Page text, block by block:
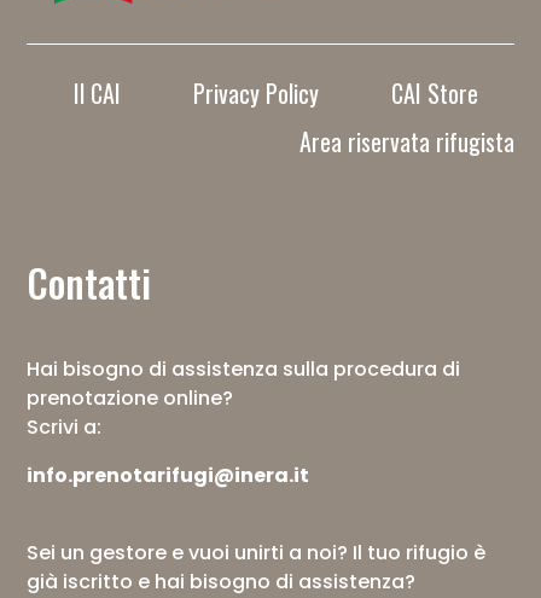
Il CAI Privacy Policy
CAI Store
Area riservata rifugista
Contatti
Hai bisogno di assistenza sulla procedura di
prenotazione online?
Scrivi a:
info.prenotarifugi@inera.it
Sei un gestore e vuoi unirti a noi? Il tuo rifugio è
già iscritto e hai bisogno di assistenza?